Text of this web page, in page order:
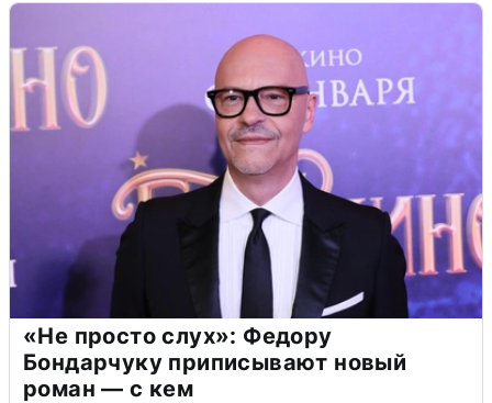
«Не просто слух»: Федору
Бондарчуку приписывают новый
роман — с кем